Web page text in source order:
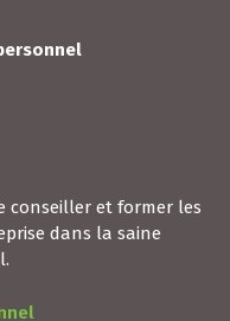
conseiller et former les